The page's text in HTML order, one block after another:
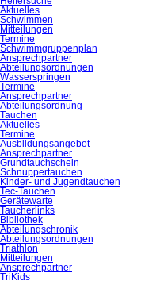
Aktuelles
Schwimmen
Mitteilungen
Termine
Schwimmgruppenplan
Ansprechpartner
Abteilungsordnungen
Wasserspringen
Termine
Ansprechpartner
Abteilungsordnung
Tauchen
Aktuelles
Termine
Ausbildungsangebot
Ansprechpartner
Grundtauchschein
Schnuppertauchen
Kinder- und Jugendtauchen
Tec-Tauchen
Gerätewarte
Taucherlinks
Bibliothek
Abteilungschronik
Abteilungsordnungen
Triathlon
Mitteilungen
Ansprechpartner
TriKids